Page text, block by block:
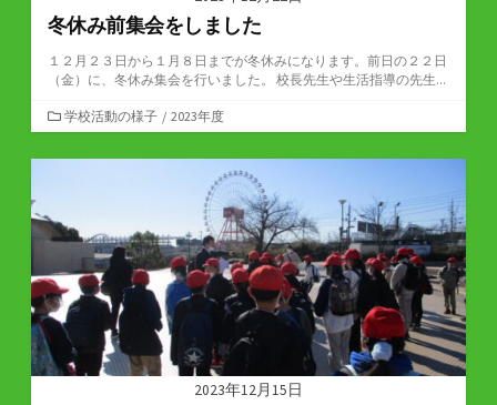
冬休み前集会をしました
１２月２３日から１月８日までが冬休みになります。前日の２２日
（金）に、冬休み集会を行いました。 校長先生や生活指導の先生...
カ
テ
ゴ
学校活動の様子 / 2023年度
2023年12月15日